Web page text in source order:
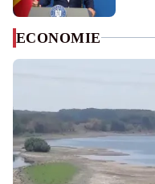
ECONOMIE